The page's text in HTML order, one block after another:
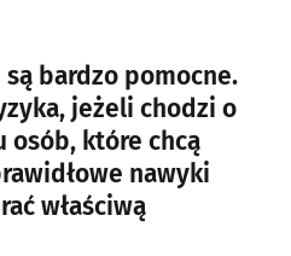
bardzo pomocne.
jeżeli chodzi o
osób, które chcą
nawyki
właściwą